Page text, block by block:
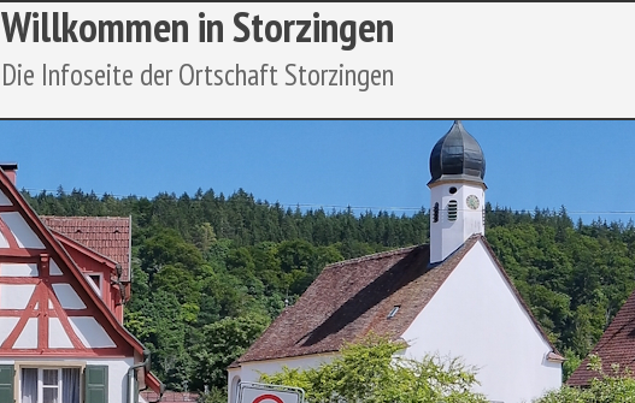
Willkommen in Storzingen
Die Infoseite der Ortschaft Storzingen